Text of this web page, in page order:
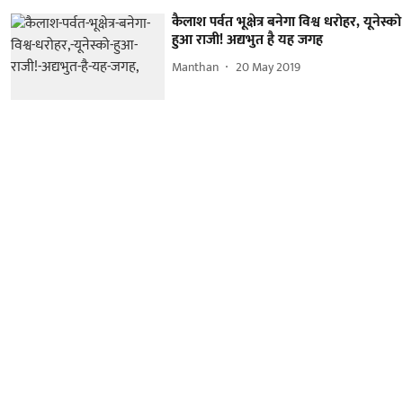
कैलाश पर्वत भूक्षेत्र बनेगा विश्व धरोहर, यूनेस्को
हुआ राजी! अद्यभुत है यह जगह
Manthan 20 May 2019